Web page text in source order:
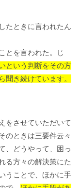
たときに言われたん
とを言われた。じ
という判断をその方
聞き続けています。
をさせていただいて
のときは三要件云々
、どうやって、困っ
る方々の解決策にた
うことで、ほかに手